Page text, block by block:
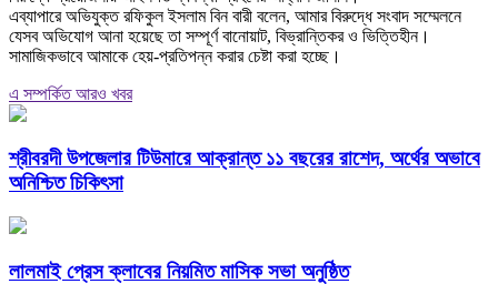
‎এব্যাপারে অভিযুক্ত রফিকুল ইসলাম বিন বারী বলেন, আমার বিরুদ্ধে সংবাদ সম্মেলনে
যেসব অভিযোগ আনা হয়েছে তা সম্পূর্ণ বানোয়াট, বিভ্রান্তিকর ও ভিত্তিহীন।
সামাজিকভাবে আমাকে হেয়-প্রতিপন্ন করার চেষ্টা করা হচ্ছে।
এ সম্পর্কিত আরও খবর
শ্রীবরদী উপজেলার টিউমারে আক্রান্ত ১১ বছরের রাশেদ, অর্থের অভাবে
অনিশ্চিত চিকিৎসা
লালমাই প্রেস ক্লাবের নিয়মিত মাসিক সভা অনুষ্ঠিত